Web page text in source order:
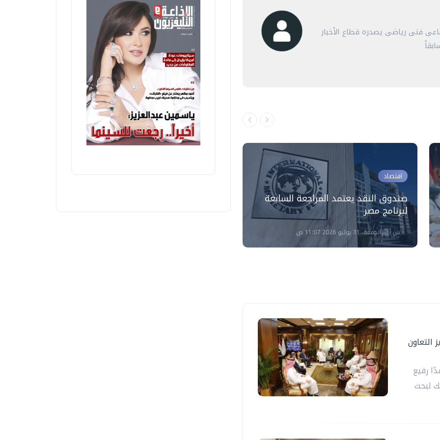
فنى رياضى يصدره قطاع الأخبار
اقتصاد
صندوق النقد يعتمد المراجعة السابعة
لبرنامج مصر
أ ش أ الجمعة، 31 يوليو 2026 11:07 ص
التعاون
رفيع
لبحث